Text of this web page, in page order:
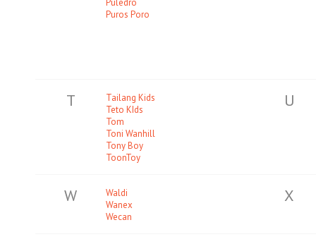
Puledro
Puros Poro
T
Tailang Kids
Teto KIds
Tom
Toni Wanhill
Tony Boy
ToonToy
U
W
Waldi
Wanex
Wecan
X